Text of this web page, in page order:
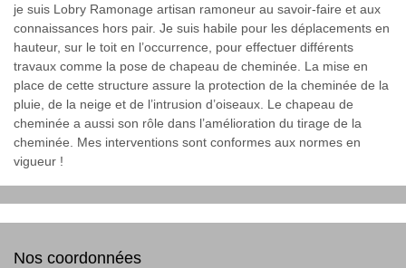
je suis Lobry Ramonage artisan ramoneur au savoir-faire et aux
connaissances hors pair. Je suis habile pour les déplacements en
hauteur, sur le toit en l’occurrence, pour effectuer différents
travaux comme la pose de chapeau de cheminée. La mise en
place de cette structure assure la protection de la cheminée de la
pluie, de la neige et de l’intrusion d’oiseaux. Le chapeau de
cheminée a aussi son rôle dans l’amélioration du tirage de la
cheminée. Mes interventions sont conformes aux normes en
vigueur !
Nos coordonnées